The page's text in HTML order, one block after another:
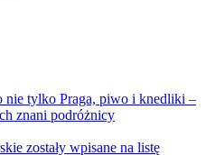
nie tylko Praga, piwo i knedliki –
znani podróżnicy
zostały wpisane na listę